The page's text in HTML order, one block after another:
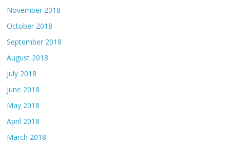
November 2018
October 2018
September 2018
August 2018
July 2018
June 2018
May 2018
April 2018
March 2018